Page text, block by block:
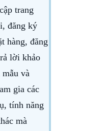
trang
đăng ký
hàng, đăng
lời khảo
mẫu và
gia các
tính năng
mà